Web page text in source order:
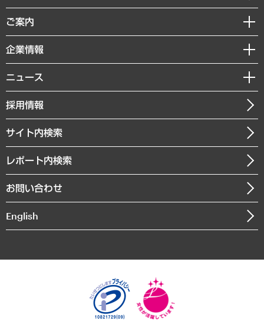
組織・人事戦略
デジタルイノベーション
共生・ダイバーシティ
GRC（ガバナンス・リスク・コンプライアンス）・防災（政策）
経済・産業・雇用・労働
まちづくり・観光・交通・スポーツ・スマートシティ
自然資源・農林水産業・食料システム
経済調査
レポート
コラム
経営用語集
受託・受注実績（官公庁関連）
メディア掲載・出演
ご案内
セミナー・イベント情報
MUFGビジネスセミナー
受託案件情報
企業情報
私たちの想い
社長メッセージ
会社概要
沿革
組織図・本部部室紹介
インドネシア現地法人
個人情報保護方針
ニュース
ニュースリリース
お知らせ
採用情報
サイト内検索
レポート内検索
お問い合わせ
English